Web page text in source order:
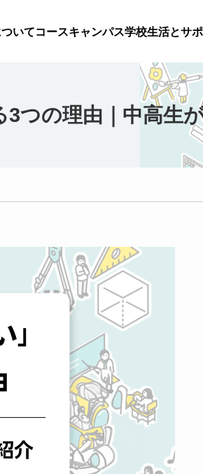
ついてコースキャンパス学校生活とサ
3つの理由｜中高生